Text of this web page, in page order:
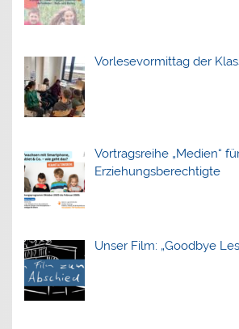
Vorlesevormittag der
Vortragsreihe „Medien“
Erziehungsberechtigte
Unser Film: „Goodbye